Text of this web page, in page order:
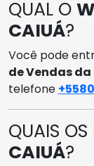
QUAL O
CAIUÁ?
Você pode
de Vendas da
telefone
QUAIS OS
CAIUÁ?